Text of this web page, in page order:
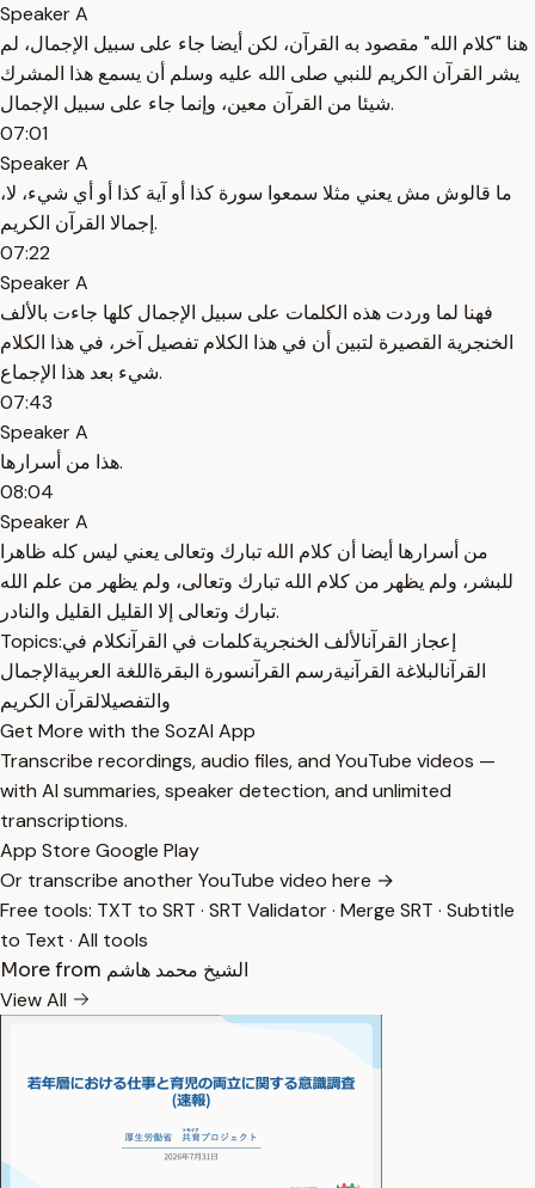
Speaker A
هنا "كلام الله" مقصود به القرآن، لكن أيضا جاء على سبيل الإجمال، لم
يشر القرآن الكريم للنبي صلى الله عليه وسلم أن يسمع هذا المشرك
شيئا من القرآن معين، وإنما جاء على سبيل الإجمال.
07:01
Speaker A
ما قالوش مش يعني مثلا سمعوا سورة كذا أو آية كذا أو أي شيء، لا،
إجمالا القرآن الكريم.
07:22
Speaker A
فهنا لما وردت هذه الكلمات على سبيل الإجمال كلها جاءت بالألف
الخنجرية القصيرة لتبين أن في هذا الكلام تفصيل آخر، في هذا الكلام
شيء بعد هذا الإجماع.
07:43
Speaker A
هذا من أسرارها.
08:04
Speaker A
من أسرارها أيضا أن كلام الله تبارك وتعالى يعني ليس كله ظاهرا
للبشر، ولم يظهر من كلام الله تبارك وتعالى، ولم يظهر من علم الله
تبارك وتعالى إلا القليل القليل والنادر.
Topics:
إعجاز القرآنالألف الخنجريةكلمات في القرآنكلام في
القرآنالبلاغة القرآنيةرسم القرآنسورة البقرةاللغة العربيةالإجمال
والتفصيلالقرآن الكريم
Get More with the SozAI App
Transcribe recordings, audio files, and YouTube videos —
with AI summaries, speaker detection, and unlimited
transcriptions.
App Store Google Play
Or transcribe another YouTube video here →
Free tools: TXT to SRT · SRT Validator· Merge SRT · Subtitle
to Text · All tools
More from الشيخ محمد هاشم
View All